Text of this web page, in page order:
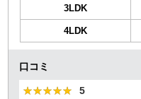
3LDK
4LDK
口コミ
★★★★★
★★★★★ 5